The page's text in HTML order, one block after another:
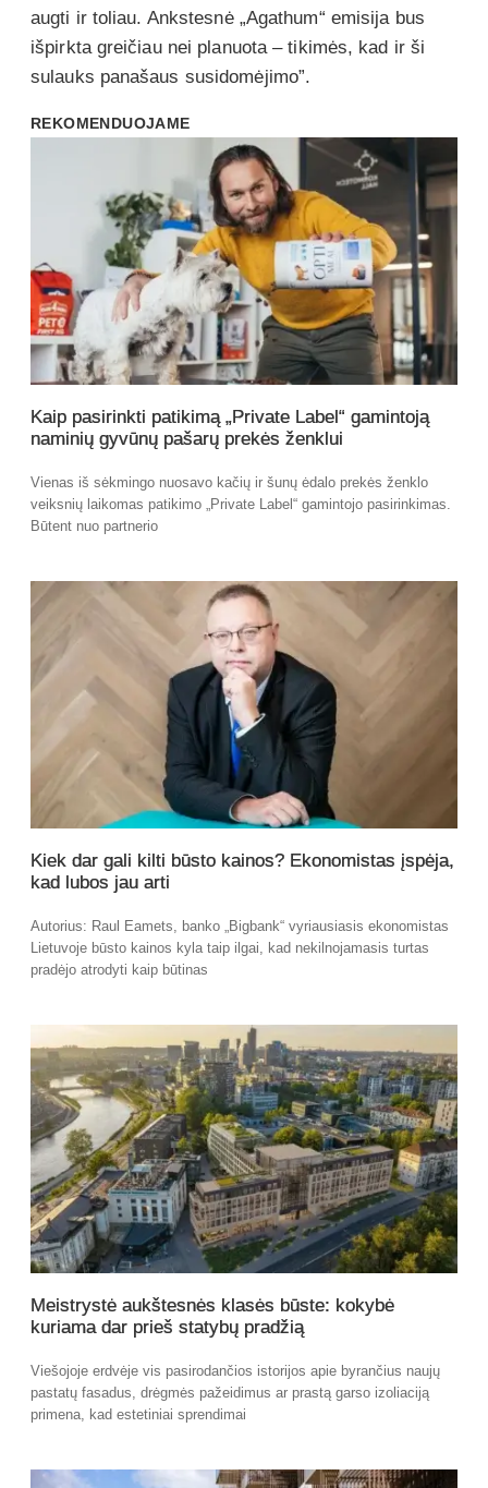
augti ir toliau. Ankstesnė „Agathum“ emisija bus
išpirkta greičiau nei planuota – tikimės, kad ir ši
sulauks panašaus susidomėjimo”.
REKOMENDUOJAME
Kaip pasirinkti patikimą „Private Label“ gamintoją
naminių gyvūnų pašarų prekės ženklui
Vienas iš sėkmingo nuosavo kačių ir šunų ėdalo prekės ženklo
veiksnių laikomas patikimo „Private Label“ gamintojo pasirinkimas.
Būtent nuo partnerio
Kiek dar gali kilti būsto kainos? Ekonomistas įspėja,
kad lubos jau arti
Autorius: Raul Eamets, banko „Bigbank“ vyriausiasis ekonomistas
Lietuvoje būsto kainos kyla taip ilgai, kad nekilnojamasis turtas
pradėjo atrodyti kaip būtinas
Meistrystė aukštesnės klasės būste: kokybė
kuriama dar prieš statybų pradžią
Viešojoje erdvėje vis pasirodančios istorijos apie byrančius naujų
pastatų fasadus, drėgmės pažeidimus ar prastą garso izoliaciją
primena, kad estetiniai sprendimai